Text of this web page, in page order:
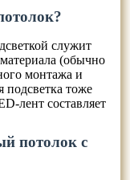
служит
(обычно
монтажа и
подсветка тоже
лент составляет
потолок с